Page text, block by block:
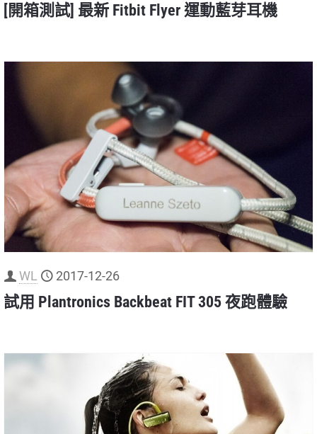
[開箱測試] 最新 Fitbit Flyer 運動藍芽耳機
WL 2017-12-26
試用 Plantronics Backbeat FIT 305 夜跑體驗